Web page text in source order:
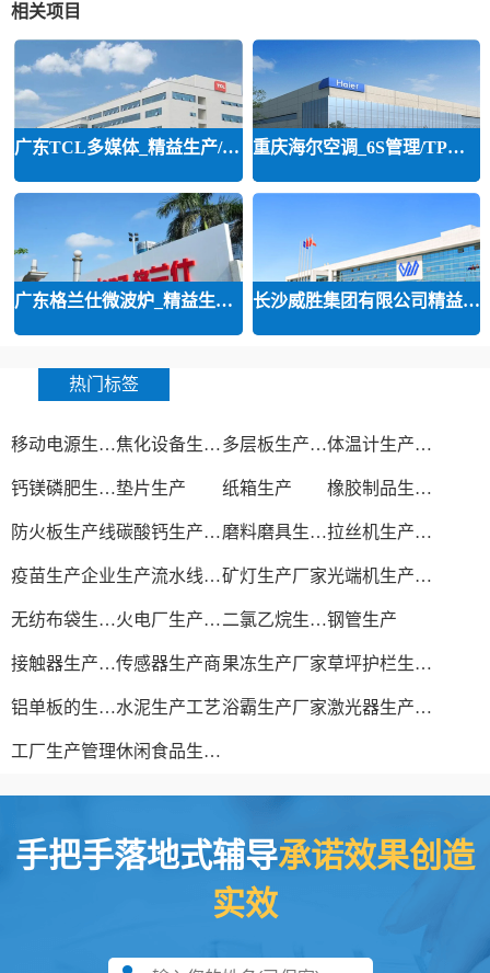
相关项目
广东TCL多媒体_精益生产/精益品质/ 重庆海尔空调_6S管理/TPM管理咨询
广东格兰仕微波炉_精益生产等咨询 长沙威胜集团有限公司精益运营
热门标签
移动电源生产厂家 焦化设备生产厂家 多层板生产厂家 体温计生产厂家
钙镁磷肥生产工艺垫片生产 纸箱生产 橡胶制品生产厂
防火板生产线 碳酸钙生产设备 磨料磨具生产厂家 拉丝机生产厂家
疫苗生产企业 生产流水线设备矿灯生产厂家 光端机生产厂家
无纺布袋生产厂家 火电厂生产过程 二氯乙烷生产厂家钢管生产
接触器生产厂家传感器生产商果冻生产厂家 草坪护栏生产厂家
铝单板的生产厂家水泥生产工艺浴霸生产厂家 激光器生产厂家
工厂生产管理 休闲食品生产线
手把手落地式辅导承诺效果创造
实效